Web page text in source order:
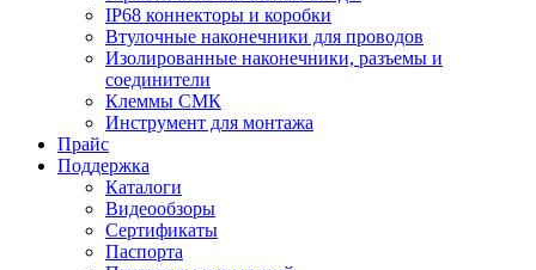
IP68 коннекторы и коробки
Втулочные наконечники для проводов
Изолированные наконечники, разъемы и
соединители
Клеммы СМК
Инструмент для монтажа
Прайс
Поддержка
Каталоги
Видеообзоры
Сертификаты
Паспорта